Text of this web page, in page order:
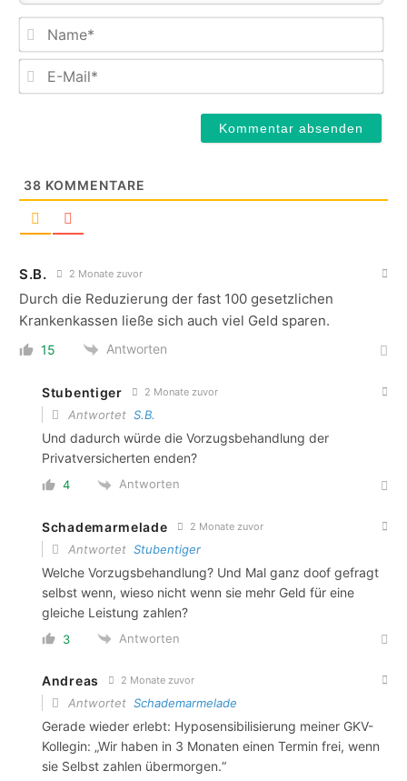
E-
38 KOMMENTARE
S.B. 2 Monate zuvor
Durch die Reduzierung der fast 100 gesetzlichen
Krankenkassen ließe sich auch viel Geld sparen.
15 Antworten
Stubentiger 2 Monate zuvor
Antwortet S.B.
Und dadurch würde die Vorzugsbehandlung der
Privatversicherten enden?
4 Antworten
Schademarmelade 2 Monate zuvor
Antwortet Stubentiger
Welche Vorzugsbehandlung? Und Mal ganz doof gefragt
selbst wenn, wieso nicht wenn sie mehr Geld für eine
gleiche Leistung zahlen?
3 Antworten
Andreas 2 Monate zuvor
Antwortet Schademarmelade
Gerade wieder erlebt: Hyposensibilisierung meiner GKV-
Kollegin: „Wir haben in 3 Monaten einen Termin frei, wenn
sie Selbst zahlen übermorgen.“